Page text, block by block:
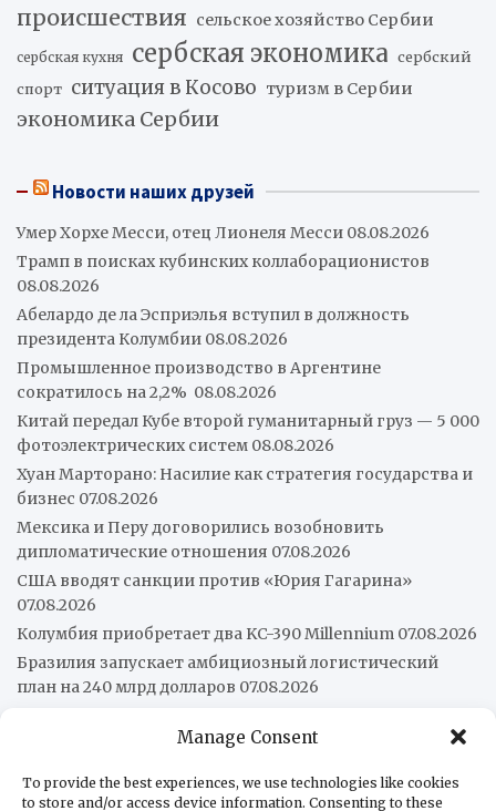
Manage Consent
To provide the best experiences, we use technologies like cookies
to store and/or access device information. Consenting to these
происшествия сельское хозяйство Сербии
сербская кухня сербская экономика сербский
спорт ситуация в Косово туризм в Сербии
экономика Сербии
Новости наших друзей
Умер Хорхе Месси, отец Лионеля Месси 08.08.2026
Трамп в поисках кубинских коллаборационистов
08.08.2026
Абелардо де ла Эсприэлья вступил в должность
президента Колумбии 08.08.2026
Промышленное производство в Аргентине
сократилось на 2,2% 08.08.2026
Китай передал Кубе второй гуманитарный груз — 5 000
фотоэлектрических систем 08.08.2026
Хуан Марторано: Насилие как стратегия государства и
бизнес 07.08.2026
Мексика и Перу договорились возобновить
дипломатические отношения 07.08.2026
США вводят санкции против «Юрия Гагарина»
07.08.2026
Колумбия приобретает два KC-390 Millennium 07.08.2026
Бразилия запускает амбициозный логистический
план на 240 млрд долларов 07.08.2026
Редакция